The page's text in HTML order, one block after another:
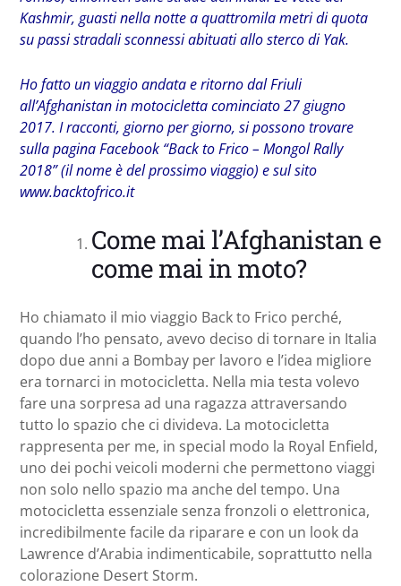
Kashmir, guasti nella notte a quattromila metri di quota
su passi stradali sconnessi abituati allo sterco di Yak.
Ho fatto un viaggio andata e ritorno dal Friuli
all’Afghanistan in motocicletta cominciato 27 giugno
2017. I racconti, giorno per giorno, si possono trovare
sulla pagina Facebook “Back to Frico – Mongol Rally
2018” (il nome è del prossimo viaggio) e sul sito
www.backtofrico.it
Come mai l’Afghanistan e
come mai in moto?
Ho chiamato il mio viaggio Back to Frico perché,
quando l’ho pensato, avevo deciso di tornare in Italia
dopo due anni a Bombay per lavoro e l’idea migliore
era tornarci in motocicletta. Nella mia testa volevo
fare una sorpresa ad una ragazza attraversando
tutto lo spazio che ci divideva. La motocicletta
rappresenta per me, in special modo la Royal Enfield,
uno dei pochi veicoli moderni che permettono viaggi
non solo nello spazio ma anche del tempo. Una
motocicletta essenziale senza fronzoli o elettronica,
incredibilmente facile da riparare e con un look da
Lawrence d’Arabia indimenticabile, soprattutto nella
colorazione Desert Storm.